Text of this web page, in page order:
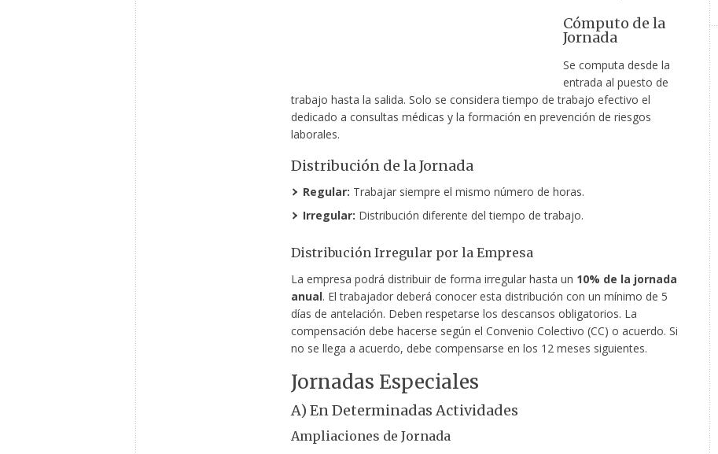
Cómputo de la
Jornada
Se computa desde la
entrada al puesto de
trabajo hasta la salida. Solo se considera tiempo de trabajo efectivo el
dedicado a consultas médicas y la formación en prevención de riesgos
laborales.
Distribución de la Jornada
Regular: Trabajar siempre el mismo número de horas.
Irregular: Distribución diferente del tiempo de trabajo.
Distribución Irregular por la Empresa
La empresa podrá distribuir de forma irregular hasta un 10% de la jornada
anual. El trabajador deberá conocer esta distribución con un mínimo de 5
días de antelación. Deben respetarse los descansos obligatorios. La
compensación debe hacerse según el Convenio Colectivo (CC) o acuerdo. Si
no se llega a acuerdo, debe compensarse en los 12 meses siguientes.
Jornadas Especiales
A) En Determinadas Actividades
Ampliaciones de Jornada